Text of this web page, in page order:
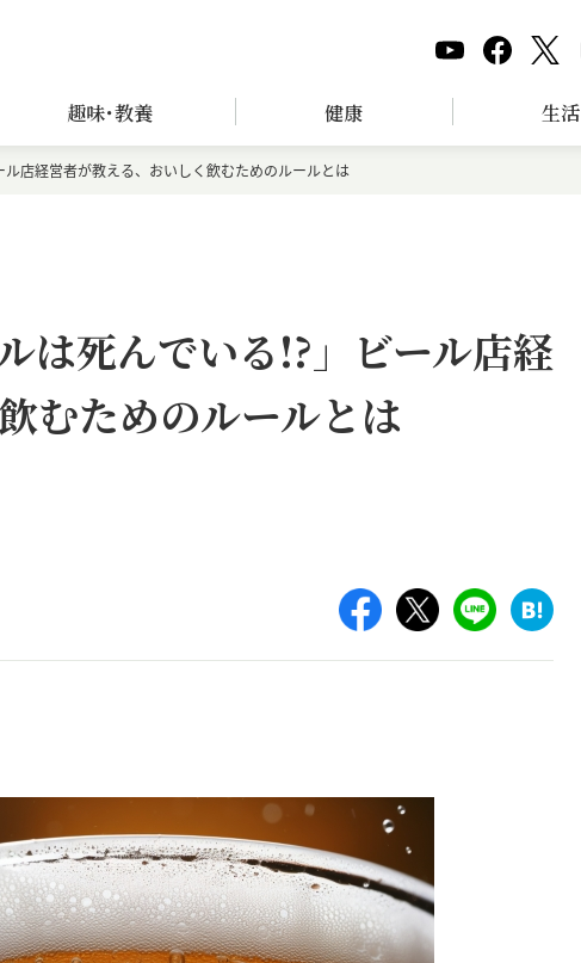
趣味･教養 健康 生活
ル店経営者が教える、おいしく飲むためのルールとは
は死んでいる!?」ビール店経
むためのルールとは